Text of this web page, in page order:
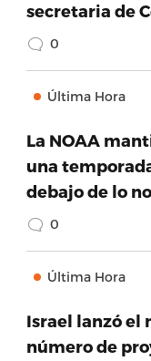
secretaria de
0
Última Hora
La NOAA
una
debajo de lo
0
Última Hora
Israel lanzó el
número de